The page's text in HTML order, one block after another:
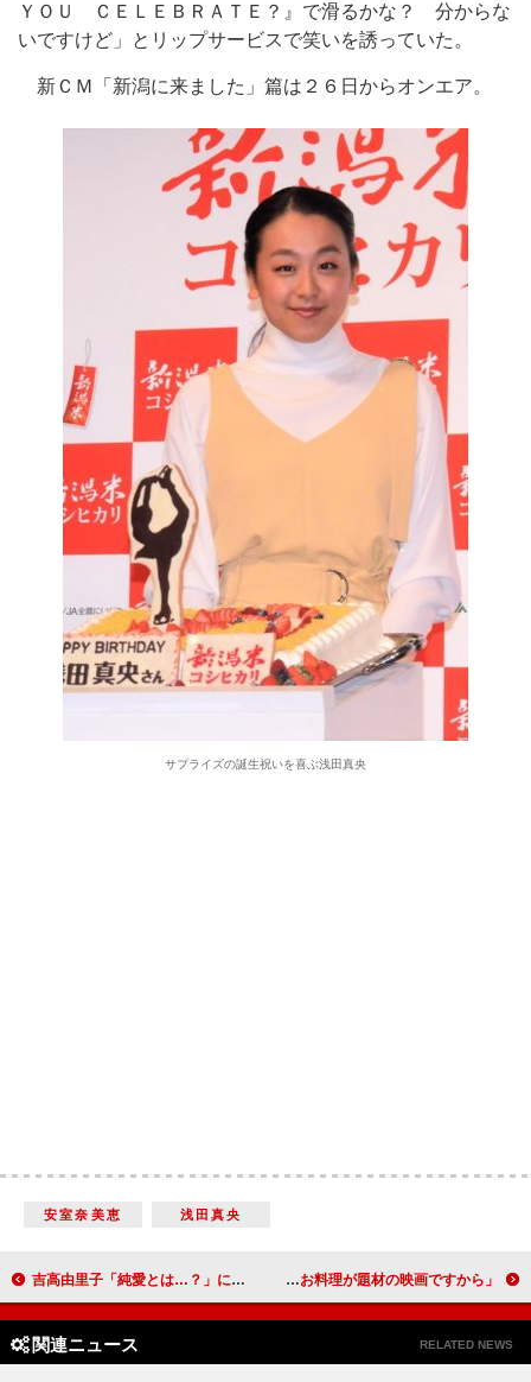
ＹＯＵ ＣＥＬＥＢＲＡＴＥ？』で滑るかな？ 分からな
いですけど」とリップサービスで笑いを誘っていた。
新ＣＭ「新潟に来ました」篇は２６日からオンエア。
サプライズの誕生祝いを喜ぶ浅田真央
安室奈美恵 浅田真央
吉高由里子「純愛とは…？」に持論を展開 「愛なんて人から教わるものじゃない」 二宮和也、主演料理映画で「ミシュラン」狙う？ 「せっかくお料理が題材の映画ですから」
関連ニュース RELATED NEWS